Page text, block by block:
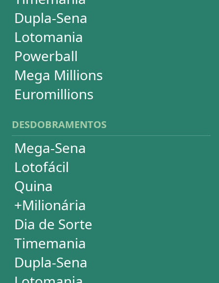
Dupla-Sena
Lotomania
Super Sete
PowerBall
Mega Millions
EuroMillions
ASSINATURA
Assinatura
Palpites Estatísticos
Análises Estatísticas
Simulador de Apostas
Conferidor de Apostas
Desdobramentos Especiais
Impressão de Volantes
SUPORTE